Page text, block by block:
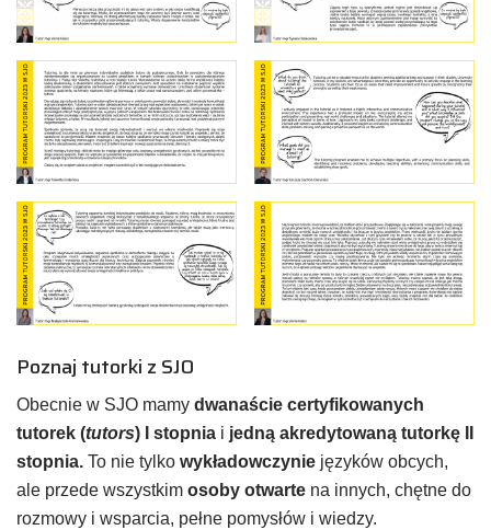
Poznaj tutorki z SJO
Obecnie w SJO mamy dwanaście certyfikowanych
tutorek (tutors) I stopnia i jedną akredytowaną tutorkę II
stopnia. To nie tylko wykładowczynie języków obcych,
ale przede wszystkim osoby otwarte na innych, chętne do
rozmowy i wsparcia, pełne pomysłów i wiedzy.